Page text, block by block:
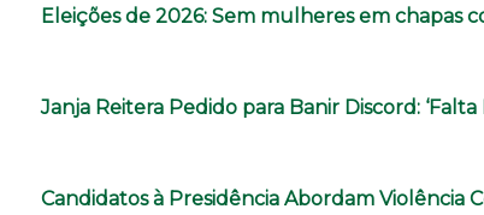
Eleições de 2026: Sem mulheres em chapas
Janja Reitera Pedido para Banir Discord: ‘Falta
Candidatos à Presidência Abordam Violência